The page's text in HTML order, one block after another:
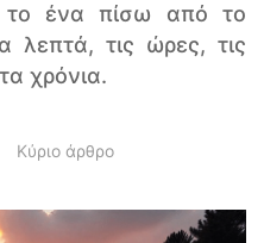
το ένα πίσω από το
λεπτά, τις ώρες, τις
χρόνια.
Κύριο άρθρο